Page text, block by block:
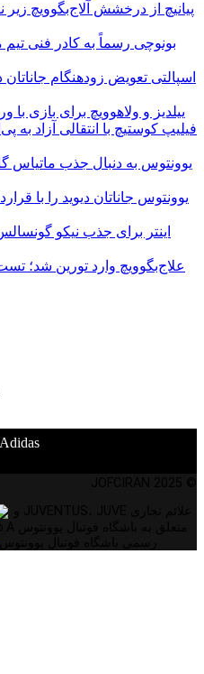
پیانیچ از درخشش آلاج‌بگوویچ
بونوچی رسماً به کادر فنی تیم
اسپالتی تعویض زودهنگام جاناتان
ییلدیز و ولاهوویچ برای بازی با
فیلیپ کوستیچ با انتقالی آزاد
یوونتوس به دنبال جذب ماتیاس
یوونتوس جاناتان دیوید را با
اینتر برای جذب نیکو
علاج‌بگوویچ وارد تورین شد؛